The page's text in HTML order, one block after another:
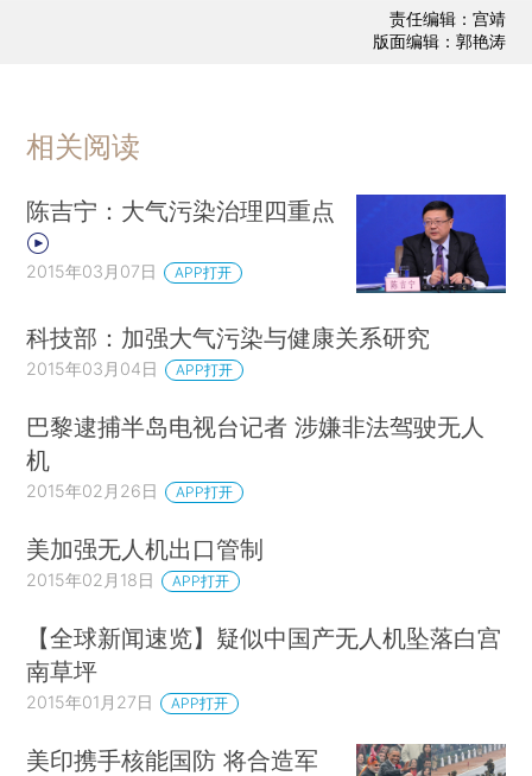
责任编辑：宫靖
版面编辑：郭艳涛
相关阅读
陈吉宁：大气污染治理四重点
2015年03月07日 APP打开
科技部：加强大气污染与健康关系研究
2015年03月04日 APP打开
巴黎逮捕半岛电视台记者 涉嫌非法驾驶无人
机
2015年02月26日 APP打开
美加强无人机出口管制
2015年02月18日 APP打开
【全球新闻速览】疑似中国产无人机坠落白宫
南草坪
2015年01月27日 APP打开
美印携手核能国防 将合造军